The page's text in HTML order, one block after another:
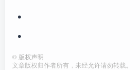
© 版权声明
文章版权归作者所有，未经允许请勿转载。